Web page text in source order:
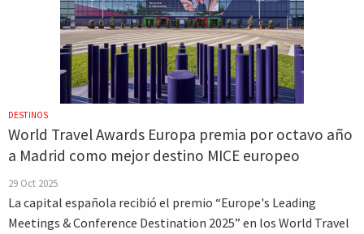
DESTINOS
World Travel Awards Europa premia por octavo año
a Madrid como mejor destino MICE europeo
29 Oct 2025
La capital española recibió el premio “Europe's Leading
Meetings & Conference Destination 2025” en los World Travel